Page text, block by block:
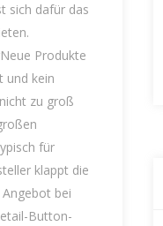
sich dafür das
Produkte
und kein
zu groß
für
klappt die
bei
Button-